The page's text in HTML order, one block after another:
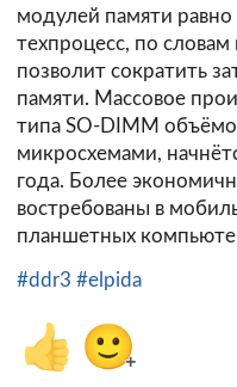
модулей памяти
техпроцесс, по
позволит сократить
памяти. Массовое
типа SO-DIMM
микросхемами,
года. Более
востребованы в
планшетных
#ddr3 #elpida
👍 🙂+